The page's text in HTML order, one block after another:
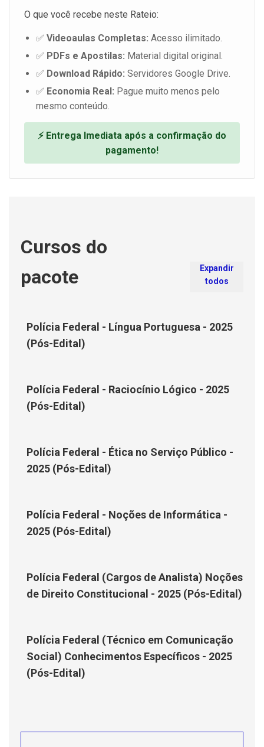
O que você recebe neste Rateio:
✅ Videoaulas Completas: Acesso ilimitado.
✅ PDFs e Apostilas: Material digital original.
✅ Download Rápido: Servidores Google Drive.
✅ Economia Real: Pague muito menos pelo
mesmo conteúdo.
⚡ Entrega Imediata após a confirmação do
pagamento!
Cursos do
pacote
Expandir
todos
Polícia Federal - Língua Portuguesa - 2025
(Pós-Edital)
Polícia Federal - Raciocínio Lógico - 2025
(Pós-Edital)
Polícia Federal - Ética no Serviço Público -
2025 (Pós-Edital)
Polícia Federal - Noções de Informática -
2025 (Pós-Edital)
Polícia Federal (Cargos de Analista) Noções
de Direito Constitucional - 2025 (Pós-Edital)
Polícia Federal (Técnico em Comunicação
Social) Conhecimentos Específicos - 2025
(Pós-Edital)